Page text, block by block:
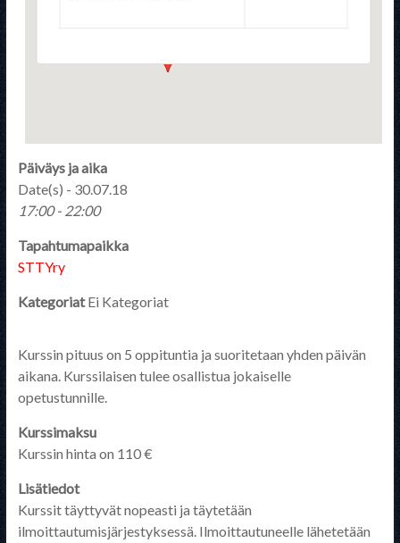
Päiväys ja aika
Date(s) - 30.07.18
17:00 - 22:00
Tapahtumapaikka
STTYry
KategoriatEi Kategoriat
Kurssin pituus on 5 oppituntia ja suoritetaan yhden päivän
aikana. Kurssilaisen tulee osallistua jokaiselle
opetustunnille.
Kurssimaksu
Kurssin hinta on 110 €
Lisätiedot
Kurssit täyttyvät nopeasti ja täytetään
ilmoittautumisjärjestyksessä. Ilmoittautuneelle lähetetään